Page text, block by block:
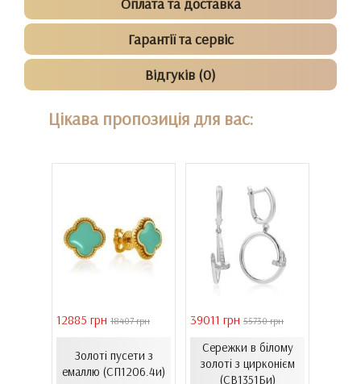
Гарантії та сервіс
Відгуків (0)
Цікава пропозиція для вас:
12885 грн 18407 грн
Золоті пусети з
емаллю (СП1206.4и)
39011 грн 55730 грн
Сережки в білому
золоті з цирконієм
(СВ1351Би)